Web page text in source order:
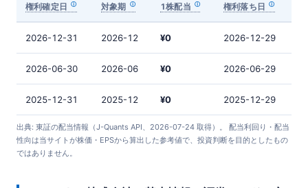
権利確定日 対象期 1株配当 権利落ち日
2026-12-31 2026-12 ¥0 2026-12-29
2026-06-30 2026-06 ¥0 2026-06-29
2025-12-31 2025-12 ¥0 2025-12-29
出典: 東証の配当情報（J-Quants API、2026-07-24 取得）。 配当利回り・配当
性向は当サイトが株価・EPSから算出した参考値で、投資判断を目的としたもの
ではありません。